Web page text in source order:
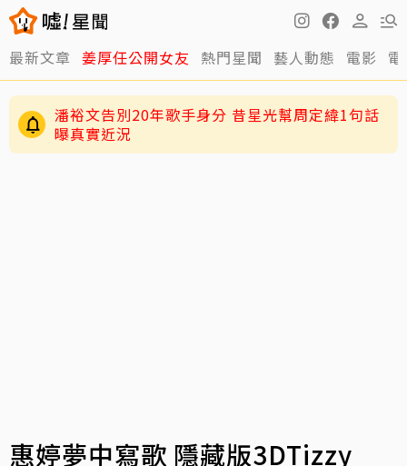
最新文章 姜厚任公開女友 熱門星聞 藝人動態 電影
潘裕文告別20年歌手身分 昔星光幫周定緯1句話
曝真實近況
惠婷夢中寫歌 隱藏版3DTizzy